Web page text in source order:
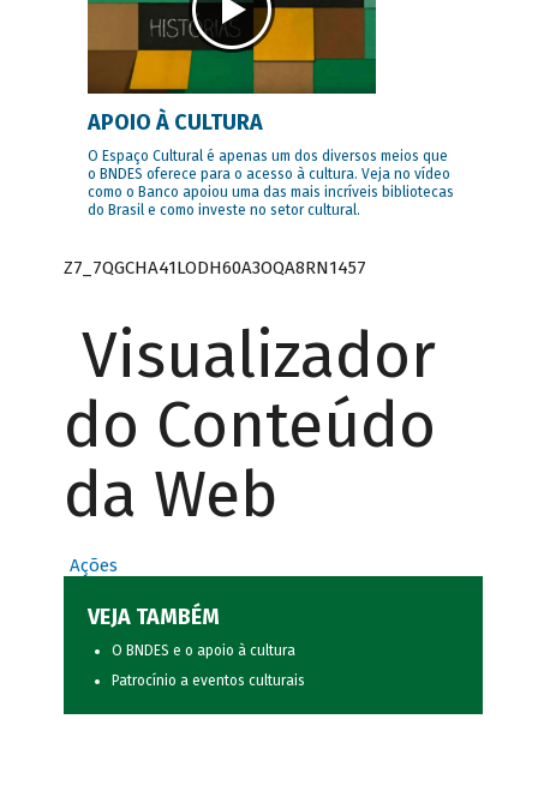
APOIO À CULTURA
O Espaço Cultural é apenas um dos diversos meios que
o BNDES oferece para o acesso à cultura. Veja no vídeo
como o Banco apoiou uma das mais incríveis bibliotecas
do Brasil e como investe no setor cultural.
Z7_7QGCHA41LODH60A3OQA8RN1457
Visualizador
do Conteúdo
da Web
Ações
VEJA TAMBÉM
O BNDES e o apoio à cultura
Patrocínio a eventos culturais